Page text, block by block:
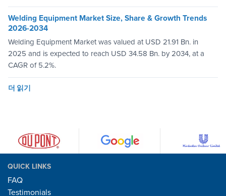
Welding Equipment Market Size, Share & Growth Trends
2026-2034
Welding Equipment Market was valued at USD 21.91 Bn. in
2025 and is expected to reach USD 34.58 Bn. by 2034, at a
CAGR of 5.2%.
더 읽기
QUICK LINKS
FAQ
Testimonials